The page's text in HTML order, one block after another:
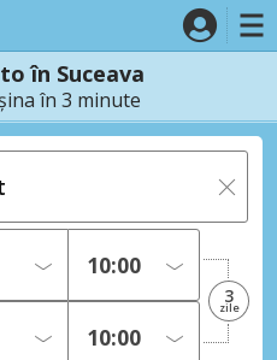
în Suceava
în 3 minute
3
zile